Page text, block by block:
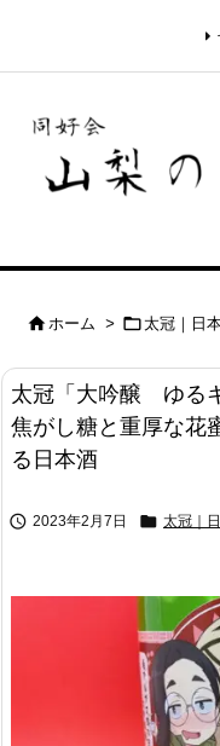
 ホーム > 太冠｜日
太冠「大吟醸 ゆる
焦がし糖と重厚な花
る日本酒
 2023年2月7日  太冠｜